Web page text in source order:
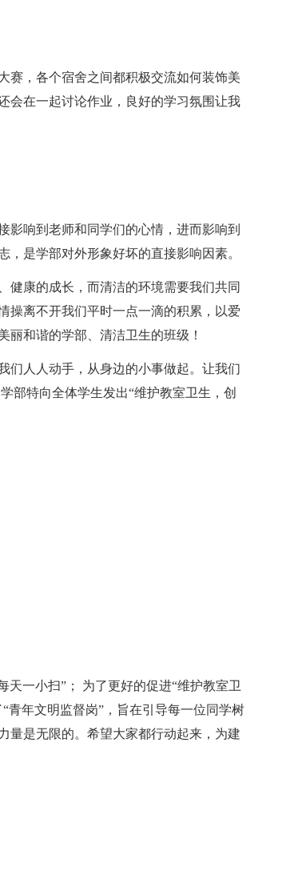
赛，各个宿舍之间都积极交流如何装饰美
会在一起讨论作业，良好的学习氛围让我
影响到老师和同学们的心情，进而影响到
是学部对外形象好坏的直接影响因素。
健康的成长，而清洁的环境需要我们共同
操离不开我们平时一点一滴的积累，以爱
丽和谐的学部、清洁卫生的班级！
们人人动手，从身边的小事做起。让我们
部特向全体学生发出“维护教室卫生，创
天一小扫”； 为了更好的促进“维护教室卫
青年文明监督岗”，旨在引导每一位同学树
量是无限的。希望大家都行动起来，为建